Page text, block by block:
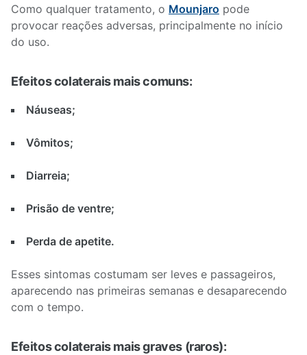
Como qualquer tratamento, o Mounjaro pode
provocar reações adversas, principalmente no início
do uso.
Efeitos colaterais mais comuns:
Náuseas;
Vômitos;
Diarreia;
Prisão de ventre;
Perda de apetite.
Esses sintomas costumam ser leves e passageiros,
aparecendo nas primeiras semanas e desaparecendo
com o tempo.
Efeitos colaterais mais graves (raros):